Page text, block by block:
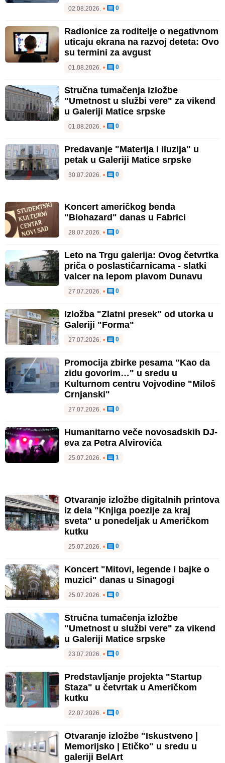
02.08.2026. • 0
Radionice za roditelje o negativnom
uticaju ekrana na razvoj deteta: Ovo
su termini za avgust
01.08.2026. • 0
Stručna tumačenja izložbe
"Umetnost u službi vere" za vikend
u Galeriji Matice srpske
01.08.2026. • 0
Predavanje "Materija i iluzija" u
petak u Galeriji Matice srpske
30.07.2026. • 0
Koncert američkog benda
"Biohazard" danas u Fabrici
28.07.2026. • 0
Leto na Trgu galerija: Ovog četvrtka
priča o poslastičarnicama - slatki
valcer na lepom plavom Dunavu
27.07.2026. • 0
Izložba "Zlatni presek" od utorka u
Galeriji "Forma"
27.07.2026. • 0
Promocija zbirke pesama "Kao da
zidu govorim…" u sredu u
Kulturnom centru Vojvodine "Miloš
Crnjanski"
27.07.2026. • 0
Humanitarno veče novosadskih DJ-
eva za Petra Alvirovića
25.07.2026. • 1
Otvaranje izložbe digitalnih printova
iz dela "Knjiga poezije za kraj
sveta" u ponedeljak u Američkom
kutku
25.07.2026. • 0
Koncert "Mitovi, legende i bajke o
muzici" danas u Sinagogi
25.07.2026. • 0
Stručna tumačenja izložbe
"Umetnost u službi vere" za vikend
u Galeriji Matice srpske
23.07.2026. • 0
Predstavljanje projekta "Startup
Staza" u četvrtak u Američkom
kutku
22.07.2026. • 0
Otvaranje izložbe "Iskustveno |
Memorijsko | Etičko" u sredu u
galeriji BelArt